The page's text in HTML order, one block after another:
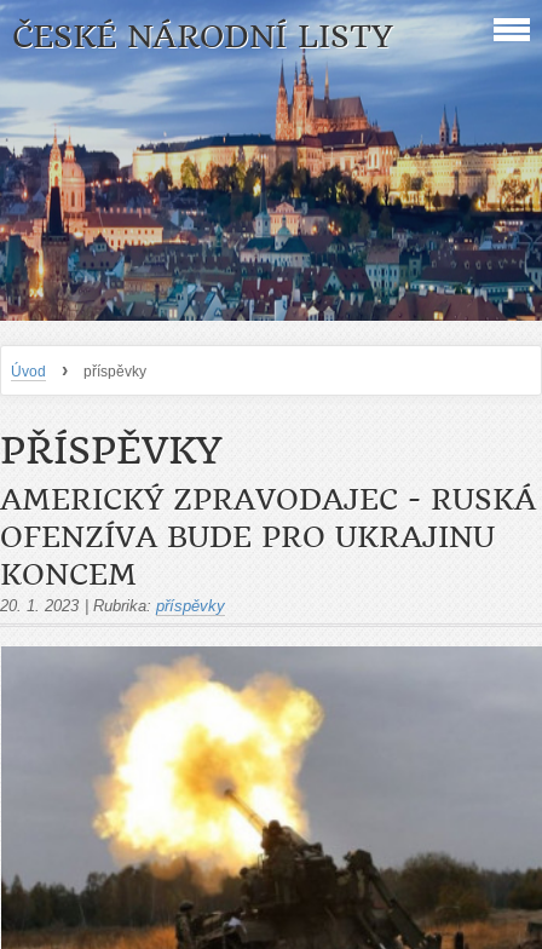
ČESKÉ NÁRODNÍ LISTY
Úvod › příspěvky
PŘÍSPĚVKY
AMERICKÝ ZPRAVODAJEC - RUSKÁ
OFENZÍVA BUDE PRO UKRAJINU
KONCEM
20. 1. 2023 Rubrika: příspěvky